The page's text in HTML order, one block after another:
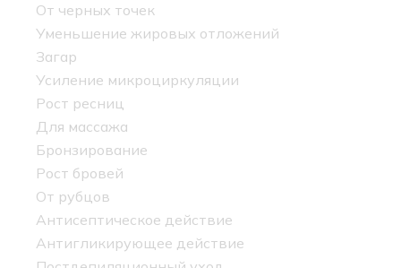
От черных точек
Уменьшение жировых отложений
Загар
Усиление микроциркуляции
Рост ресниц
Для массажа
Бронзирование
Рост бровей
От рубцов
Антисептическое действие
Антигликирующее действие